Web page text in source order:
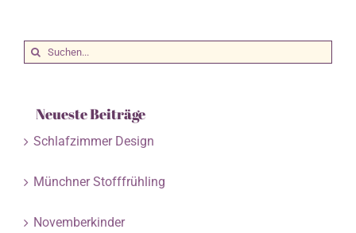
Suche
Neueste Beiträge
Schlafzimmer Design
Münchner Stofffrühling
Novemberkinder